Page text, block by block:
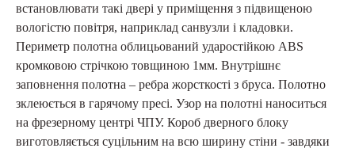
встановлювати такі двері у приміщення з підвищеною
вологістю повітря, наприклад санвузли і кладовки.
Периметр полотна облицьований ударостійкою ABS
кромковою стрічкою товщиною 1мм. Внутрішнє
заповнення полотна – ребра жорсткості з бруса. Полотно
зклеюється в гарячому пресі. Узор на полотні наноситься
на фрезерному центрі ЧПУ. Короб дверного блоку
виготовляється суцільним на всю ширину стіни - завдяки